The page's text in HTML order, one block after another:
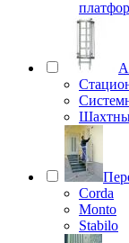
Corda
Monto
Stabilo